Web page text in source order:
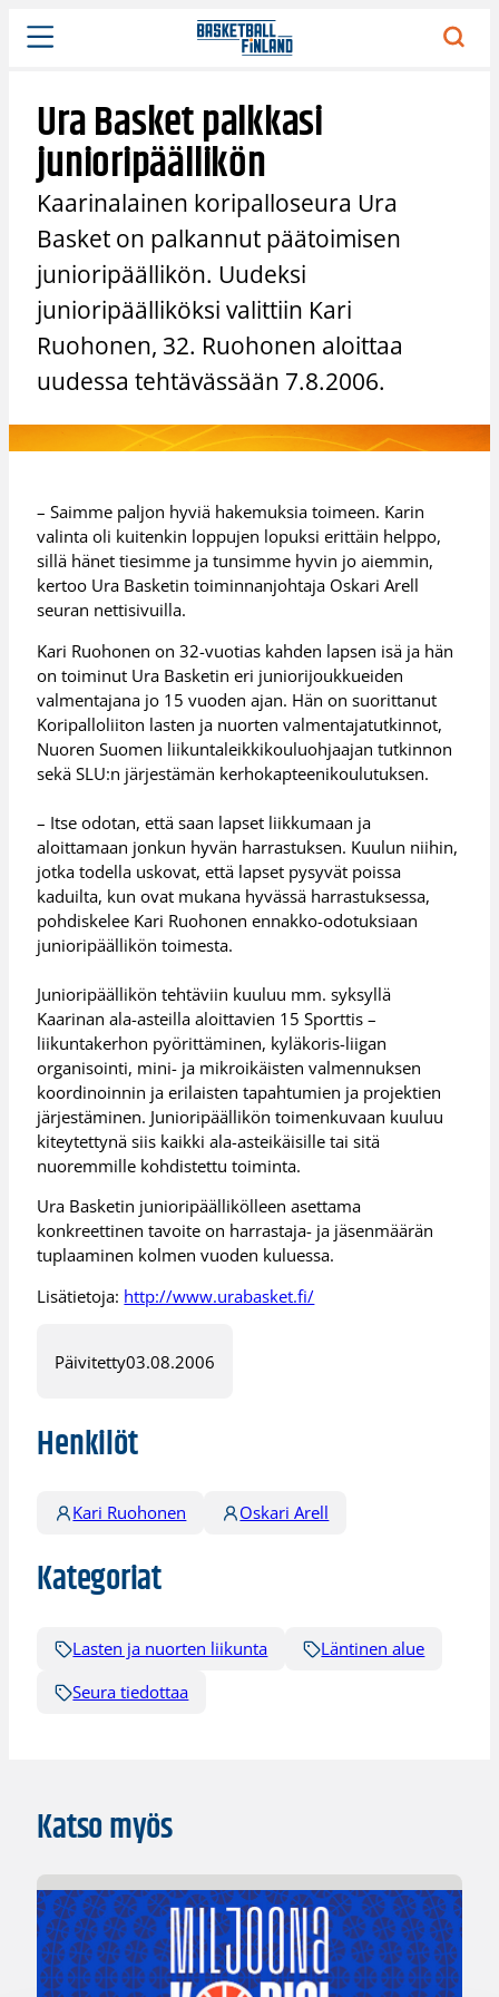
Siirry
sisältöön
Ura Basket palkkasi
junioripäällikön
Kaarinalainen koripalloseura Ura
Basket on palkannut päätoimisen
junioripäällikön. Uudeksi
junioripäälliköksi valittiin Kari
Ruohonen, 32. Ruohonen aloittaa
uudessa tehtävässään 7.8.2006.
– Saimme paljon hyviä hakemuksia toimeen. Karin
valinta oli kuitenkin loppujen lopuksi erittäin helppo,
sillä hänet tiesimme ja tunsimme hyvin jo aiemmin,
kertoo Ura Basketin toiminnanjohtaja Oskari Arell
seuran nettisivuilla.
Kari Ruohonen on 32-vuotias kahden lapsen isä ja hän
on toiminut Ura Basketin eri juniorijoukkueiden
valmentajana jo 15 vuoden ajan. Hän on suorittanut
Koripalloliiton lasten ja nuorten valmentajatutkinnot,
Nuoren Suomen liikuntaleikkikouluohjaajan tutkinnon
sekä SLU:n järjestämän kerhokapteenikoulutuksen.
– Itse odotan, että saan lapset liikkumaan ja
aloittamaan jonkun hyvän harrastuksen. Kuulun niihin,
jotka todella uskovat, että lapset pysyvät poissa
kaduilta, kun ovat mukana hyvässä harrastuksessa,
pohdiskelee Kari Ruohonen ennakko-odotuksiaan
junioripäällikön toimesta.
Junioripäällikön tehtäviin kuuluu mm. syksyllä
Kaarinan ala-asteilla aloittavien 15 Sporttis –
liikuntakerhon pyörittäminen, kyläkoris-liigan
organisointi, mini- ja mikroikäisten valmennuksen
koordinoinnin ja erilaisten tapahtumien ja projektien
järjestäminen. Junioripäällikön toimenkuvaan kuuluu
kiteytettynä siis kaikki ala-asteikäisille tai sitä
nuoremmille kohdistettu toiminta.
Ura Basketin junioripäällikölleen asettama
konkreettinen tavoite on harrastaja- ja jäsenmäärän
tuplaaminen kolmen vuoden kuluessa.
Lisätietoja: http://www.urabasket.fi/
Päivitetty03.08.2006
Henkilöt
Kari Ruohonen Oskari Arell
Kategoriat
Lasten ja nuorten liikunta
Läntinen alue
Seura tiedottaa
Katso myös